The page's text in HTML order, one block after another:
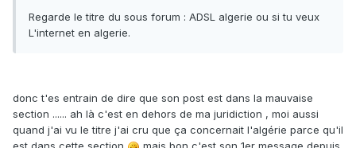
Regarde le titre du sous forum : ADSL algerie ou si tu veux
L'internet en algerie.
donc t'es entrain de dire que son post est dans la mauvaise
section ...... ah là c'est en dehors de ma juridiction , moi aussi
quand j'ai vu le titre j'ai cru que ça concernait l'algérie parce qu'il